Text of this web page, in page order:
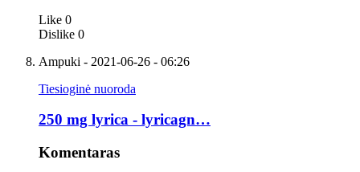
Like 0
Dislike 0
Ampuki - 2021-06-26 - 06:26
Tiesioginė nuoroda
250 mg lyrica - lyricagn…
Komentaras